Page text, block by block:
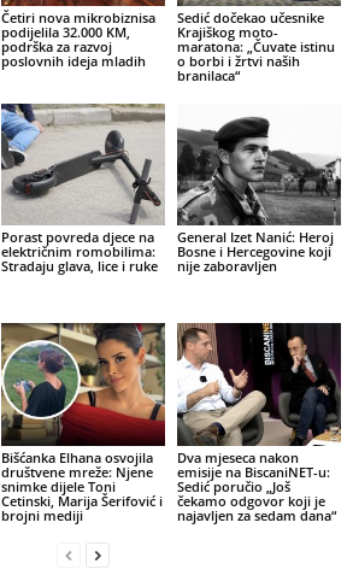
Četiri nova mikrobiznisa
podijelila 32.000 KM,
podrška za razvoj
poslovnih ideja mladih
Sedić dočekao učesnike
Krajiškog moto-
maratona: „Čuvate istinu
o borbi i žrtvi naših
branilaca“
Porast povreda djece na
električnim romobilima:
Stradaju glava, lice i ruke
General Izet Nanić: Heroj
Bosne i Hercegovine koji
nije zaboravljen
Bišćanka Elhana osvojila
društvene mreže: Njene
snimke dijele Toni
Cetinski, Marija Šerifović i
brojni mediji
Dva mjeseca nakon
emisije na BiscaniNET-u:
Sedić poručio „Još
čekamo odgovor koji je
najavljen za sedam dana“